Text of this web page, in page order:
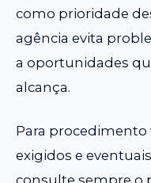
como prioridade
agência evita
a oportunidades
alcança.
Para
exigidos e
consulte sempre o